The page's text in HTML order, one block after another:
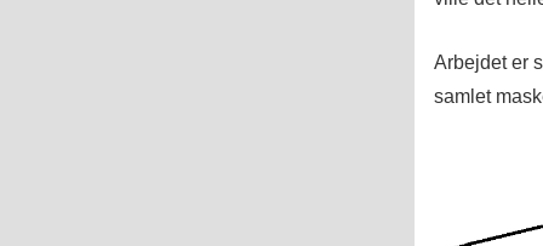
Arbejdet er
samlet